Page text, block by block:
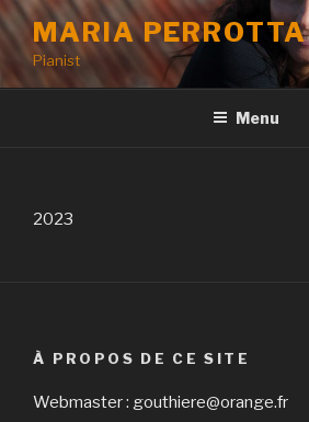
Aller
au
contenu
principal
MARIA PERROTTA
Pianist
Menu
2023
À PROPOS DE CE SITE
Webmaster : gouthiere@orange.fr